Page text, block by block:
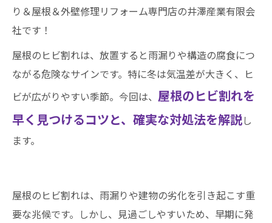
り＆屋根＆外壁修理リフォーム専門店の井澤産業有限会
社です！
屋根のヒビ割れは、放置すると雨漏りや構造の腐食につ
ながる危険なサインです。特に冬は気温差が大きく、ヒ
ビが広がりやすい季節。今回は、 屋根のヒビ割れを
早く見つけるコツと、確実な対処法を解説し
ます。
屋根のヒビ割れは、雨漏りや建物の劣化を引き起こす重
要な兆候です。しかし、見過ごしやすいため、早期に発